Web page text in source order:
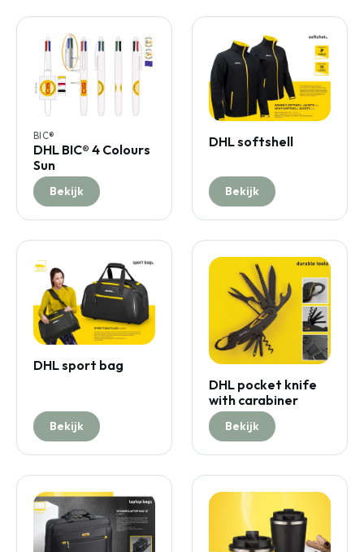
BIC®
DHL BIC® 4 Colours
Sun
Bekijk
DHL softshell
Bekijk
DHL sport bag
Bekijk
DHL pocket knife
with carabiner
Bekijk